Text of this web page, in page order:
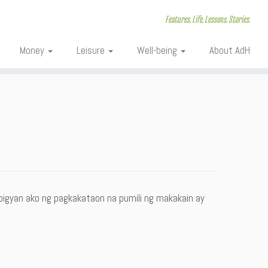
Features. Life. Lessons. Stories.
Money Leisure Well-being About AdH
ako ng pagkakataon na pumili ng makakain ay